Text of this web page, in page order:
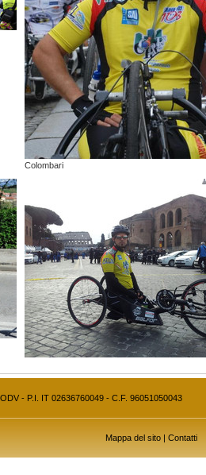
Colombari
- P.I. IT 02636760049 - C.F. 96051050043
Mappa del sito | Contatti